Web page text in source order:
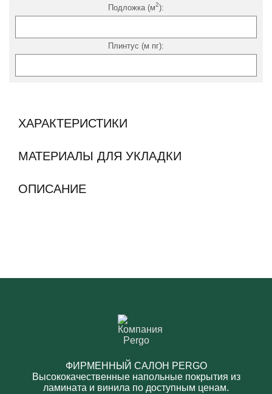
Подложка (м2):
Плинтус (м пг):
ХАРАКТЕРИСТИКИ
МАТЕРИАЛЫ ДЛЯ УКЛАДКИ
ОПИСАНИЕ
ФИРМЕННЫЙ САЛОН PERGO
Высококачественные напольные покрытия из
ламината и винила по доступным ценам.